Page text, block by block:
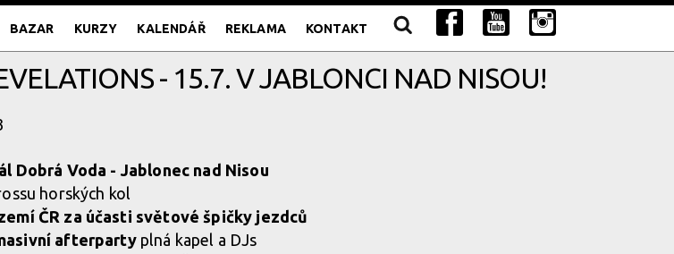
BAZAR KURZY KALENDÁŘ REKLAMA KONTAKT
- 15.7. V JABLONCI NAD NISOU!
Dobrá Voda - Jablonec nad Nisou
horských kol
ČR za účasti světové špičky jezdců
afterpartyplná kapel a DJs